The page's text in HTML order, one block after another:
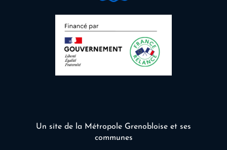
Un site de la Métropole Grenobloise et ses
communes